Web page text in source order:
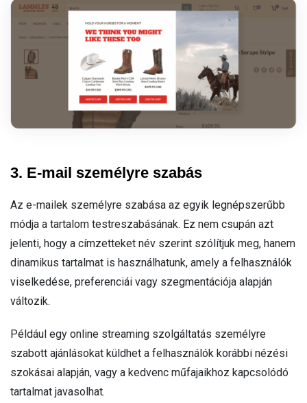
3. E-mail személyre szabás
Az e-mailek személyre szabása az egyik legnépszerűbb
módja a tartalom testreszabásának. Ez nem csupán azt
jelenti, hogy a címzetteket név szerint szólítjuk meg, hanem
dinamikus tartalmat is használhatunk, amely a felhasználók
viselkedése, preferenciái vagy szegmentációja alapján
változik.
Például egy online streaming szolgáltatás személyre
szabott ajánlásokat küldhet a felhasználók korábbi nézési
szokásai alapján, vagy a kedvenc műfajaikhoz kapcsolódó
tartalmat javasolhat.